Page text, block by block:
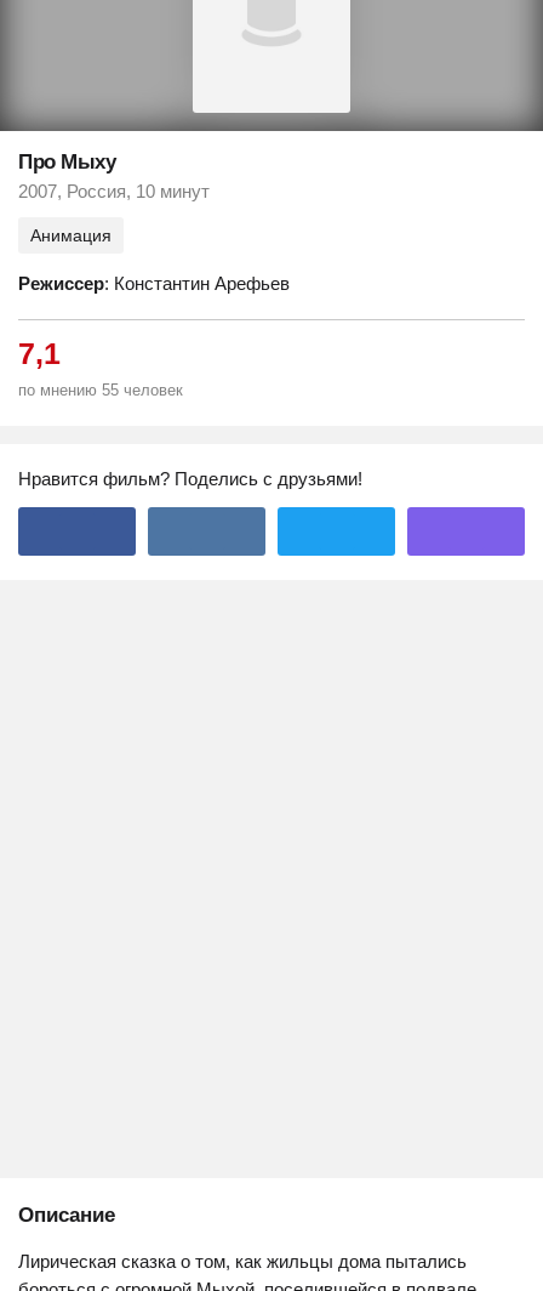
Про Мыху
2007, Россия, 10 минут
Анимация
Режиссер: Константин Арефьев
7,1
по мнению 55 человек
Нравится фильм? Поделись с друзьями!
Описание
Лирическая сказка о том, как жильцы дома пытались